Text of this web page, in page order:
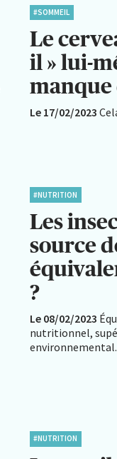
#SOMMEIL
Le
il » lui-
manque
Le 17/02/2023
#NUTRITION
Les
source
?
Le 08/02/2023
nutritionnel,
environnemental.
#NUTRITION